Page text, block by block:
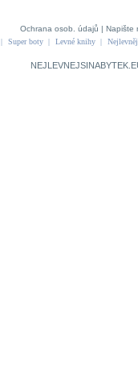
Ochrana osob. údajů | Napište
| Super boty | Levné knihy |